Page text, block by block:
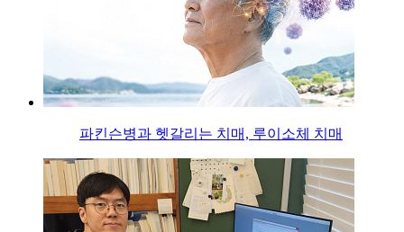
파킨슨병과 헷갈리는 치매, 루이소체 치매